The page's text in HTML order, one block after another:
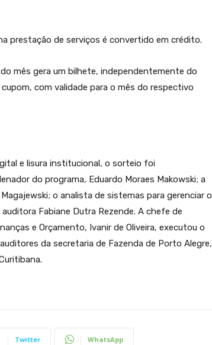
prestação de serviços é convertido em crédito.
mês gera um bilhete, independentemente do
com validade para o mês do respectivo
e lisura institucional, o sorteio foi
do programa, Eduardo Moraes Makowski; a
o analista de sistemas para gerenciar o
Fabiane Dutra Rezende. A chefe de
e Orçamento, Ivanir de Oliveira, executou o
da secretaria de Fazenda de Porto Alegre,
Twitter WhatsApp